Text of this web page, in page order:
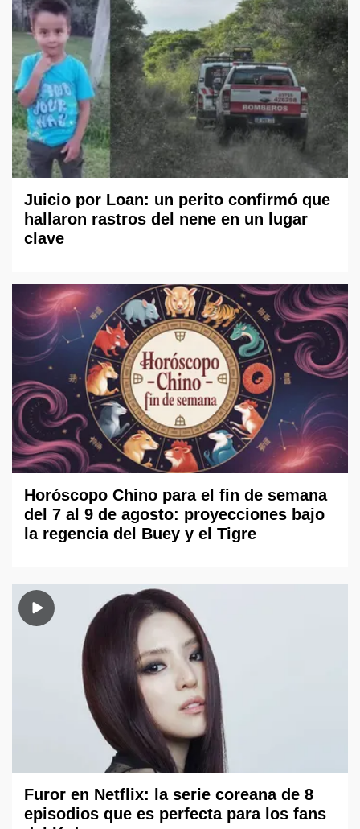
Juicio por Loan: un perito confirmó que
hallaron rastros del nene en un lugar
clave
Horóscopo Chino para el fin de semana
del 7 al 9 de agosto: proyecciones bajo
la regencia del Buey y el Tigre
Furor en Netflix: la serie coreana de 8
episodios que es perfecta para los fans